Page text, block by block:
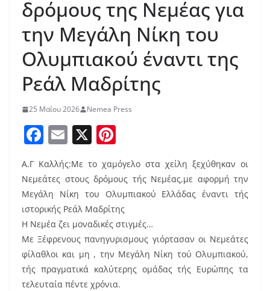
δρόμους της Νεμέας για
την Μεγάλη Νίκη του
Ολυμπιακού έναντι της
Ρεάλ Μαδρίτης
25 Μαΐου 2026 Nemea Press
F
a
c
e
b
o
o
k
E
ai
l
X
nt
er
e
st
Α.Γ Καλλής:Με το χαμόγελο στα χείλη ξεχύθηκαν οι
Νεμεάτες στους δρόμους τής Νεμέας,με αφορμή την
Μεγάλη Νίκη του Ολυμπιακού Ελλάδας έναντι τής
ιστορικής Ρεάλ Μαδρίτης
Η Νεμέα ζει μοναδικές στιγμές…
Με Ξέφρενους πανηγυρισμους γιόρτασαν οι Νεμεάτες
φίλαθλοι και μη , την Μεγάλη Νίκη τού Ολυμπιακού,
τής πραγματικά καλύτερης ομάδας τής Ευρώπης τα
τελευταία πέντε χρόνια.